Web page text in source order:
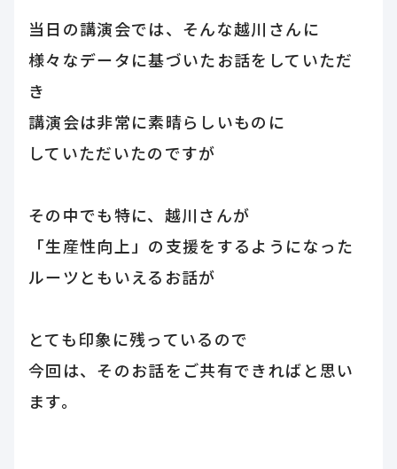
当日の講演会では、そんな越川さんに
様々なデータに基づいたお話をしていただ
き
講演会は非常に素晴らしいものに
していただいたのですが
その中でも特に、越川さんが
「生産性向上」の支援をするようになった
ルーツともいえるお話が
とても印象に残っているので
今回は、そのお話をご共有できればと思い
ます。